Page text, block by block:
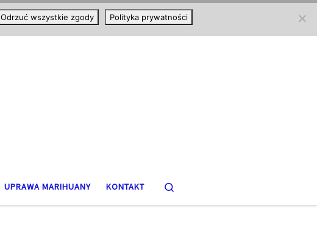
UPRAWA MARIHUANY KONTAKT
Odrzuć wszystkie zgody Polityka prywatności